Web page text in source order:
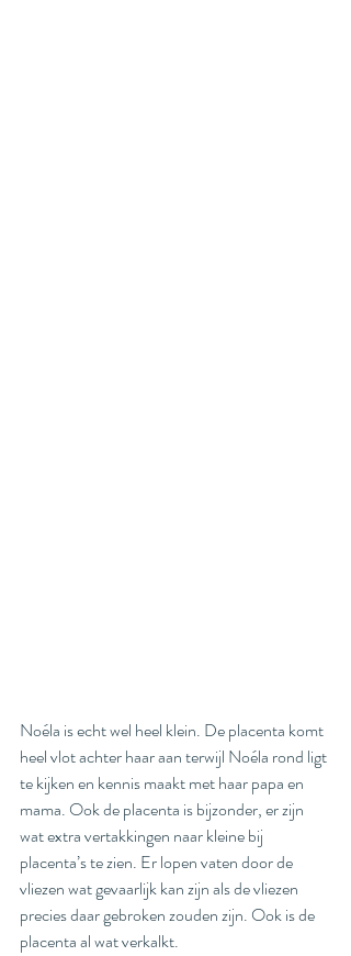
Noéla is echt wel heel klein. De placenta komt
heel vlot achter haar aan terwijl Noéla rond ligt
te kijken en kennis maakt met haar papa en
mama. Ook de placenta is bijzonder, er zijn
wat extra vertakkingen naar kleine bij
placenta’s te zien. Er lopen vaten door de
vliezen wat gevaarlijk kan zijn als de vliezen
precies daar gebroken zouden zijn. Ook is de
placenta al wat verkalkt.